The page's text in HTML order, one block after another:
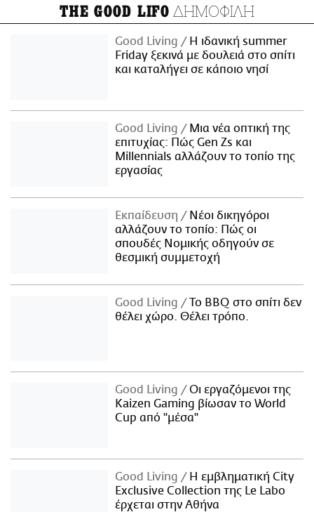
THE GOOD LIFO ΔΗΜΟΦΙΛΗ
Good Living
Η ιδανική summer
Friday ξεκινά με δουλειά στο σπίτι
και καταλήγει σε κάποιο νησί
Good Living
Μια νέα οπτική της
επιτυχίας: Πώς Gen Zs και
Millennials αλλάζουν το τοπίο της
εργασίας
Εκπαίδευση
Νέοι δικηγόροι
αλλάζουν το τοπίο: Πώς οι
σπουδές Νομικής οδηγούν σε
θεσμική συμμετοχή
Good Living
Το BBQ στο σπίτι δεν
θέλει χώρο. Θέλει τρόπο.
Good Living
Οι εργαζόμενοι της
Kaizen Gaming βίωσαν το World
Cup από "μέσα"
Good Living
Η εμβληματική City
Exclusive Collection της Le Labo
έρχεται στην Αθήνα